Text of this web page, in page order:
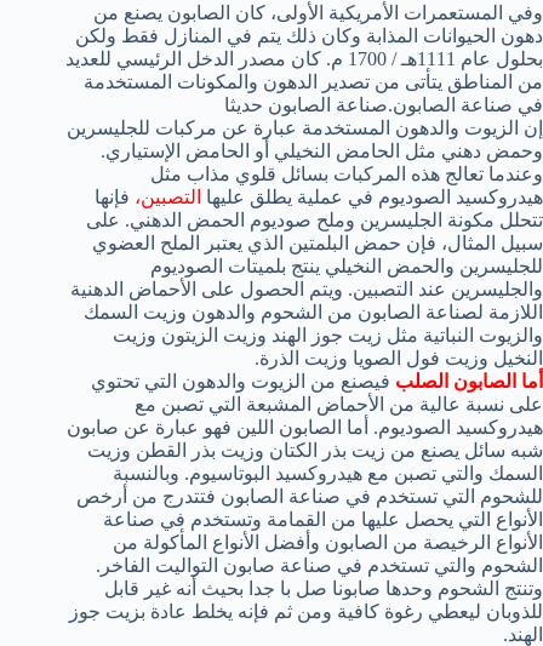
وفي المستعمرات الأمريكية الأولى، كان الصابون يصنع من
دهون الحيوانات المذابة وكان ذلك يتم في المنازل فقط ولكن
بحلول عام 1111هـ / 1700 م. كان مصدر الدخل الرئيسي للعديد
من المناطق يتأتى من تصدير الدهون والمكونات المستخدمة
في صناعة الصابون.صناعة الصابون حديثا
إن الزيوت والدهون المستخدمة عبارة عن مركبات للجليسرين
وحمض دهني مثل الحامض النخيلي أو الحامض الإستياري.
وعندما تعالج هذه المركبات بسائل قلوي مذاب مثل
هيدروكسيد الصوديوم في عملية يطلق عليها التصبين، فإنها
تتحلل مكونة الجليسرين وملح صوديوم الحمض الدهني. على
سبيل المثال، فإن حمض البلمتين الذي يعتبر الملح العضوي
للجليسرين والحمض النخيلي ينتج بلميتات الصوديوم
والجليسرين عند التصبين. ويتم الحصول على الأحماض الدهنية
اللازمة لصناعة الصابون من الشحوم والدهون وزيت السمك
والزيوت النباتية مثل زيت جوز الهند وزيت الزيتون وزيت
النخيل وزيت فول الصويا وزيت الذرة.
أما الصابون الصلب فيصنع من الزيوت والدهون التي تحتوي
على نسبة عالية من الأحماض المشبعة التي تصبن مع
هيدروكسيد الصوديوم. أما الصابون اللين فهو عبارة عن صابون
شبه سائل يصنع من زيت بذر الكتان وزيت بذر القطن وزيت
السمك والتي تصبن مع هيدروكسيد البوتاسيوم. وبالنسبة
للشحوم التي تستخدم في صناعة الصابون فتتدرج من أرخص
الأنواع التي يحصل عليها من القمامة وتستخدم في صناعة
الأنواع الرخيصة من الصابون وأفضل الأنواع المأكولة من
الشحوم والتي تستخدم في صناعة صابون التواليت الفاخر.
وتنتج الشحوم وحدها صابونا صل با جدا بحيث أنه غير قابل
للذوبان ليعطي رغوة كافية ومن ثم فإنه يخلط عادة بزيت جوز
الهند.